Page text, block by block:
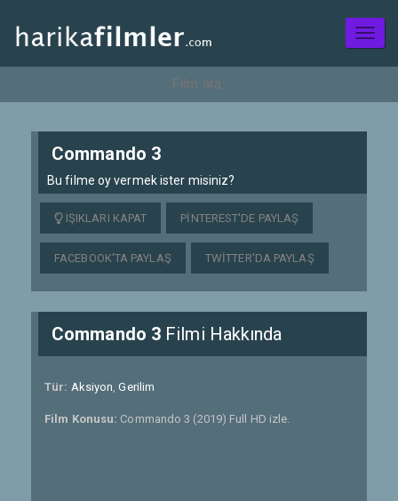
Commando 3
Bu filme oy vermek ister misiniz?
IŞIKLARI KAPAT PINTEREST'DE PAYLAŞ
FACEBOOK'TA PAYLAŞ TWITTER'DA PAYLAŞ
Commando 3 Filmi Hakkında
Tür: Aksiyon,Gerilim
Film Konusu: Commando 3 (2019) Full HD izle.